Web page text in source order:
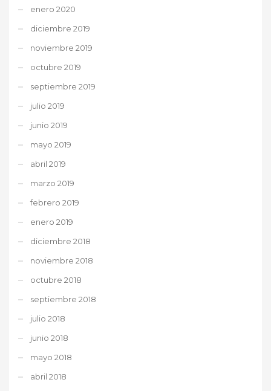
enero 2020
diciembre 2019
noviembre 2019
octubre 2019
septiembre 2019
julio 2019
junio 2019
mayo 2019
abril 2019
marzo 2019
febrero 2019
enero 2019
diciembre 2018
noviembre 2018
octubre 2018
septiembre 2018
julio 2018
junio 2018
mayo 2018
abril 2018